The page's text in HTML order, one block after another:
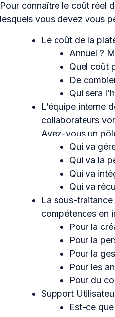
Pour connaître le coût réel
lesquels vous devez vous
Le coût de la
Annuel ?
Quel coût
De
Qui sera
L’équipe interne
collaborateurs
Avez-vous un
Qui va
Qui va la
Qui va
Qui va
La sous-
compétences en
Pour la
Pour la
Pour la
Pour les
Pour du
Support
Est-ce